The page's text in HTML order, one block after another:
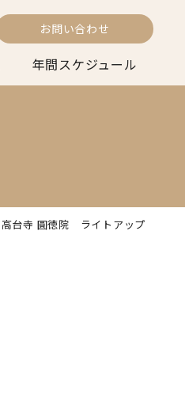
お問い合わせ
年間スケジュール
高台寺 圓徳院 ライトアップ